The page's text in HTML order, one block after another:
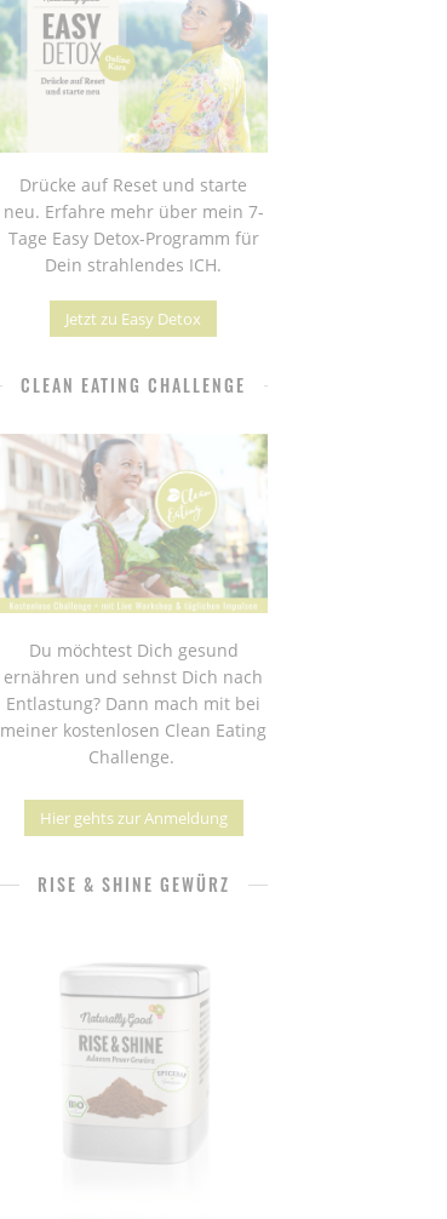
Drücke auf Reset und starte
neu. Erfahre mehr über mein 7-
Tage Easy Detox-Programm für
Dein strahlendes ICH.
Jetzt zu Easy Detox
CLEAN EATING CHALLENGE
Du möchtest Dich gesund
ernähren und sehnst Dich nach
Entlastung? Dann mach mit bei
meiner kostenlosen Clean Eating
Challenge.
Hier gehts zur Anmeldung
RISE & SHINE GEWÜRZ